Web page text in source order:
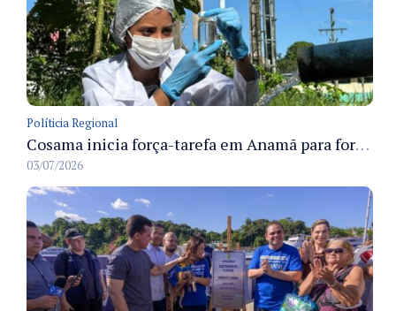
Políticia Regional
Cosama inicia força-tarefa em Anamã para fortalecer abastecimento de água e segurança hídrica da população
03/07/2026